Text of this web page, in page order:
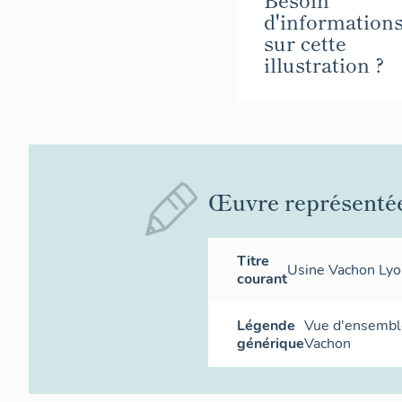
sur cette
illustration ?
Œuvre
Titre
courantUsine Vachon
Légende
générique
Vue
Vachon